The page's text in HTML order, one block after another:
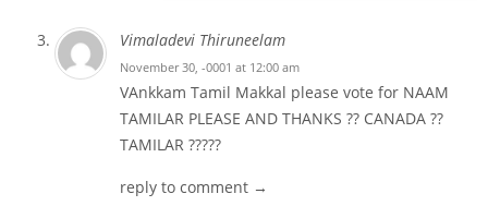
Vimaladevi Thiruneelam
November 30, -0001 at 12:00 am
VAnkkam Tamil Makkal please vote for NAAM
TAMILAR PLEASE AND THANKS ?? CANADA ??
TAMILAR ?????
reply to comment →